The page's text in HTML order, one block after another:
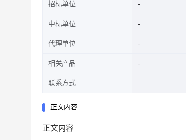
招标单位
中标单位
代理单位
相关产品
联系方式
正文内容
正文内容